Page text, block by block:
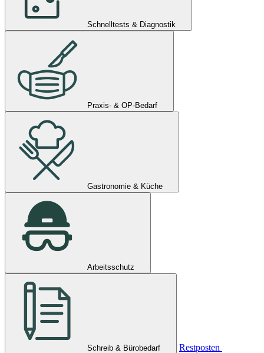
Schnelltests & Diagnostik
Praxis- & OP-Bedarf
Gastronomie & Küche
Arbeitsschutz
Schreib & Bürobedarf
Restposten